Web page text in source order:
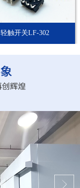
轻触开关LF-302